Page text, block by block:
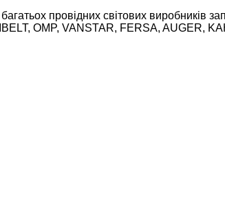
провідних світових виробників
OMP, VANSTAR, FERSA, AUGER,